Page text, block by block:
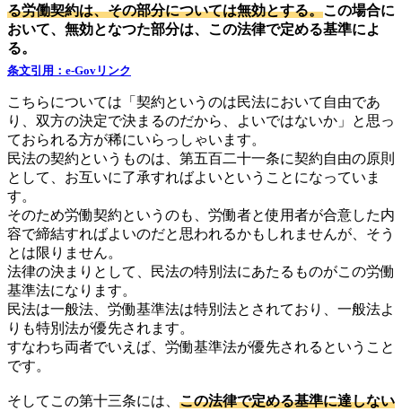
る労働契約は、その部分については無効とする。この場合に
おいて、無効となつた部分は、この法律で定める基準によ
る。
条文引用：e-Govリンク
こちらについては「契約というのは民法において自由であ
り、双方の決定で決まるのだから、よいではないか」と思っ
ておられる方が稀にいらっしゃいます。
民法の契約というものは、第五百二十一条に契約自由の原則
として、お互いに了承すればよいということになっていま
す。
そのため労働契約というのも、労働者と使用者が合意した内
容で締結すればよいのだと思われるかもしれませんが、そう
とは限りません。
法律の決まりとして、民法の特別法にあたるものがこの労働
基準法になります。
民法は一般法、労働基準法は特別法とされており、一般法よ
りも特別法が優先されます。
すなわち両者でいえば、労働基準法が優先されるということ
です。
そしてこの第十三条には、 この法律で定める基準に達しない